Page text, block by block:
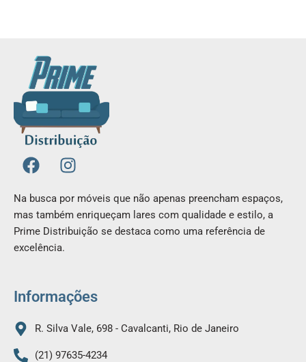
F
a
c
e
b
o
o
I
n
t
a
g
m
Na busca por móveis que não apenas preencham espaços,
mas também enriqueçam lares com qualidade e estilo, a
Prime Distribuição se destaca como uma referência de
excelência.
Informações
R. Silva Vale, 698 - Cavalcanti, Rio de Janeiro
(21) 97635-4234